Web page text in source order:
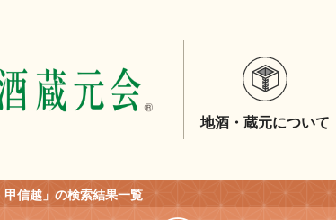
地酒・蔵元について
甲信越」の検索結果一覧